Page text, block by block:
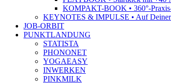
KOMPAKT-BOOK • 360°-
KEYNOTES & IMPULSE • Auf
JOB-ORBIT
PUNKTLANDUNG
STATISTA
PHONONET
YOGAEASY
INWERKEN
PINKMILK